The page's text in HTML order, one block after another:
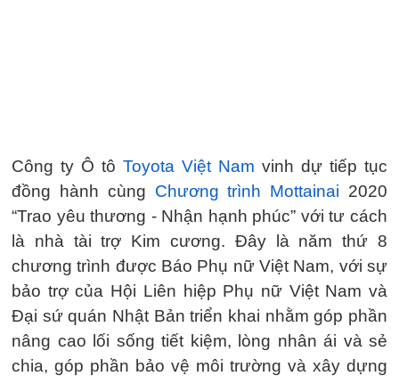
Công ty Ô tô Toyota Việt Nam vinh dự tiếp tục
đồng hành cùng Chương trình Mottainai 2020
“Trao yêu thương - Nhận hạnh phúc” với tư cách
là nhà tài trợ Kim cương. Đây là năm thứ 8
chương trình được Báo Phụ nữ Việt Nam, với sự
bảo trợ của Hội Liên hiệp Phụ nữ Việt Nam và
Đại sứ quán Nhật Bản triển khai nhằm góp phần
nâng cao lối sống tiết kiệm, lòng nhân ái và sẻ
chia, góp phần bảo vệ môi trường và xây dựng